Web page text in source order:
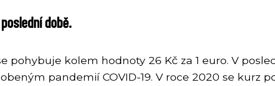
době.
pohybuje kolem hodnoty 26 Kč za 1 euro. V
pandemií COVID-19. V roce 2020 se kurz